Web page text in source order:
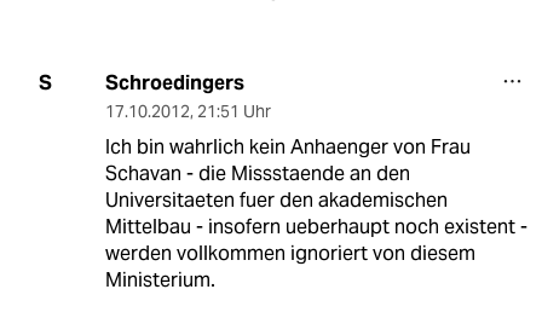
S Schroedingers
17.10.2012, 21:51 Uhr
Ich bin wahrlich kein Anhaenger von Frau
Schavan - die Missstaende an den
Universitaeten fuer den akademischen
Mittelbau - insofern ueberhaupt noch existent -
werden vollkommen ignoriert von diesem
Ministerium.